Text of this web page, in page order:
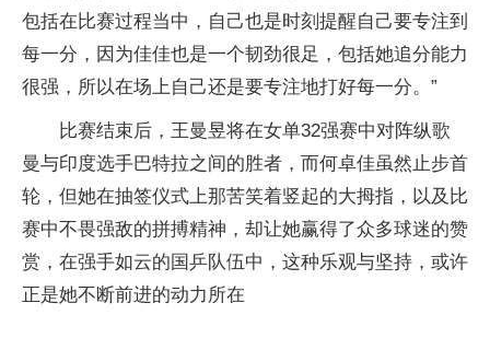
包括在比赛过程当中，自己也是时刻提醒自己要专注到
每一分，因为佳佳也是一个韧劲很足，包括她追分能力
很强，所以在场上自己还是要专注地打好每一分。”
比赛结束后，王曼昱将在女单32强赛中对阵纵歌
曼与印度选手巴特拉之间的胜者，而何卓佳虽然止步首
轮，但她在抽签仪式上那苦笑着竖起的大拇指，以及比
赛中不畏强敌的拼搏精神，却让她赢得了众多球迷的赞
赏，在强手如云的国乒队伍中，这种乐观与坚持，或许
正是她不断前进的动力所在